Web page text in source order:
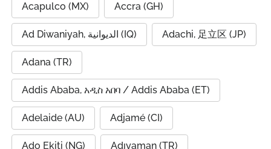
Acapulco (MX) Accra (GH)
Ad Diwaniyah, الديوانية (IQ) Adachi, 足立区 (JP)
Adana (TR)
Addis Ababa, አዲስ አበባ / Addis Ababa (ET)
Adelaide (AU) Adjamé (CI)
Ado Ekiti (NG) Adıyaman (TR)